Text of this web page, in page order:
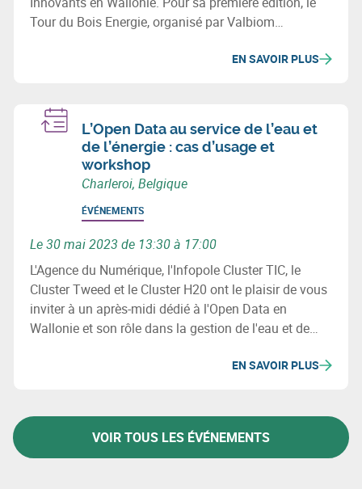
Tour du Bois Energie, organisé par Valbiom
sites qui ont développé un réseau de chaleur en
EN SAVOIR PLUS
L’Open Data au service de l’eau et
de l’énergie : cas d’usage et
workshop
Charleroi, Belgique
ÉVÉNEMENTS
Le 30 mai 2023 de 13:30 à 17:00
L'Agence du Numérique, l'Infopole Cluster TIC, le
Cluster Tweed et le Cluster H20 ont le plaisir de vous
inviter à un après-midi dédié à l'Open Data en
Wallonie et son rôle dans la gestion de l'eau et de
EN SAVOIR PLUS
VOIR TOUS LES ÉVÉNEMENTS